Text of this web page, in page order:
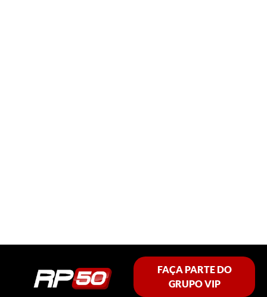
FAÇA PARTE DO
GRUPO VIP